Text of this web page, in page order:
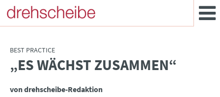
BEST PRACTICE
„ES WÄCHST ZUSAMMEN“
von drehscheibe-Redaktion